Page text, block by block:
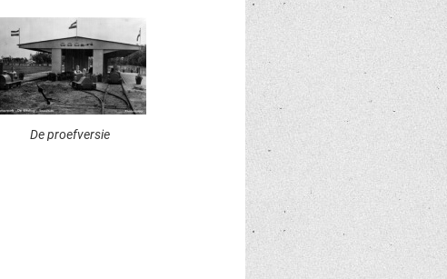
De proefversie